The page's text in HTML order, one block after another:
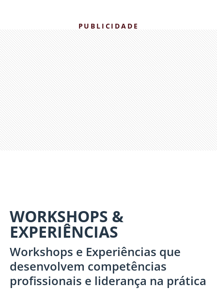
PUBLICIDADE
WORKSHOPS &
EXPERIÊNCIAS
Workshops e Experiências que
desenvolvem competências
profissionais e liderança na prática